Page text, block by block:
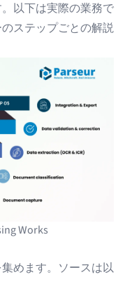
以下は実際の業務で
ステップごとの解説
Works
めます。ソースは以